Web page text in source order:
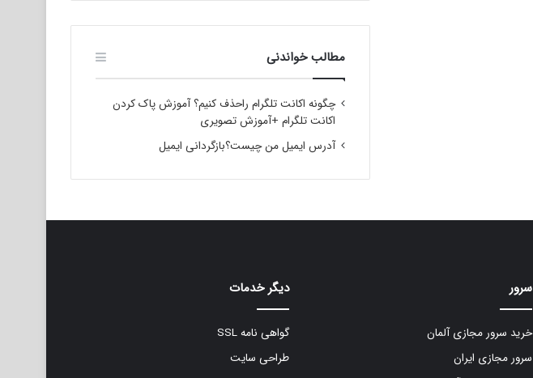
مطالب خواندنی
چگونه اکانت تلگرام راحذف کنیم؟ آموزش پاک کردن
اکانت تلگرام +آموزش تصویری
آدرس ایمیل من چیست؟بازگردانی ایمیل
سرور
خرید سرور مجازی آلمان
سرور مجازی ایران
دیگر خدمات
گواهی نامه SSL
طراحی سایت